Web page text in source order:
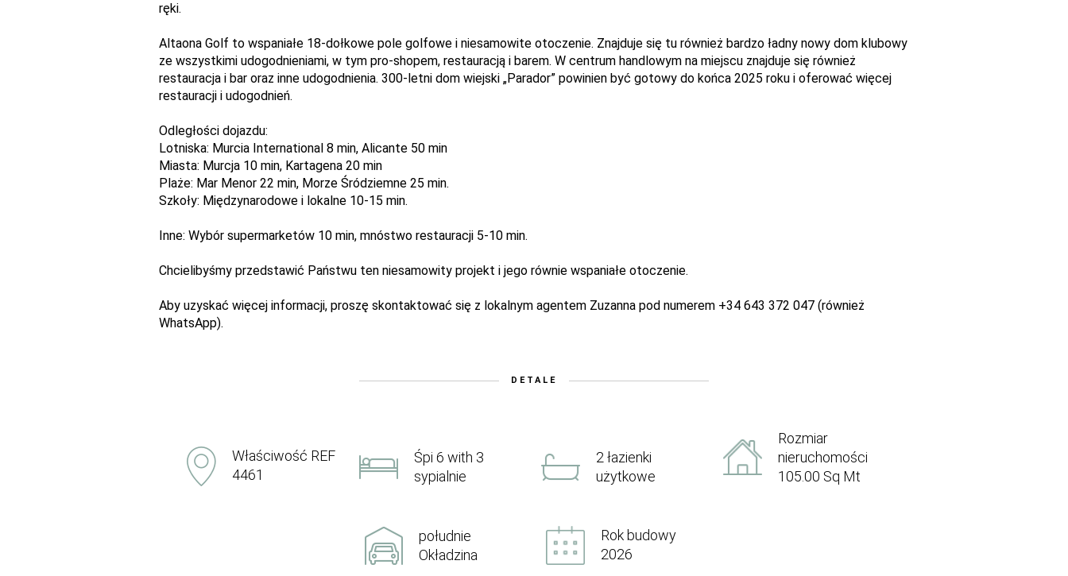
ręki.
Altaona Golf to wspaniałe 18-dołkowe pole golfowe i niesamowite otoczenie. Znajduje się tu również bardzo ładny nowy dom klubowy
ze wszystkimi udogodnieniami, w tym pro-shopem, restauracją i barem. W centrum handlowym na miejscu znajduje się również
restauracja i bar oraz inne udogodnienia. 300-letni dom wiejski „Parador” powinien być gotowy do końca 2025 roku i oferować więcej
restauracji i udogodnień.
Odległości dojazdu:
Lotniska: Murcia International 8 min, Alicante 50 min
Miasta: Murcja 10 min, Kartagena 20 min
Plaże: Mar Menor 22 min, Morze Śródziemne 25 min.
Szkoły: Międzynarodowe i lokalne 10-15 min.
Inne: Wybór supermarketów 10 min, mnóstwo restauracji 5-10 min.
Chcielibyśmy przedstawić Państwu ten niesamowity projekt i jego równie wspaniałe otoczenie.
Aby uzyskać więcej informacji, proszę skontaktować się z lokalnym agentem Zuzanna pod numerem +34 643 372 047 (również
WhatsApp).
DETALE
Właściwość REF
4461
Śpi 6 with 3
sypialnie
2 łazienki
użytkowe
Rozmiar
nieruchomości
105.00 Sq Mt
południe
Okładzina
Rok budowy
2026